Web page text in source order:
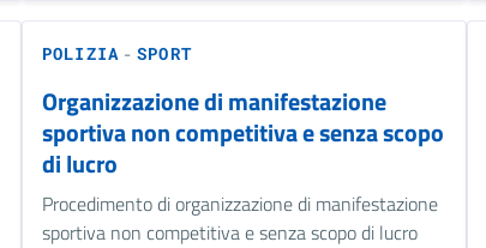
POLIZIA-SPORT
Organizzazione di manifestazione
sportiva non competitiva e senza scopo
di lucro
Procedimento di organizzazione di manifestazione
sportiva non competitiva e senza scopo di lucro